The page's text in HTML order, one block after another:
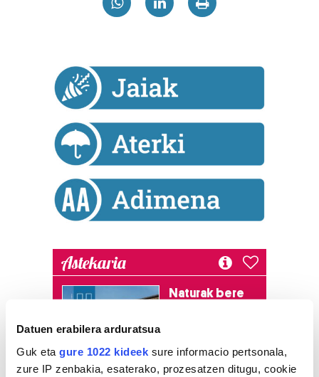
Datuen erabilera arduratsua
Guk eta gure 1022 kideek sure informacio pertsonala,
zure IP zenbakia, esaterako, prozesatzen ditugu, cookie
Astekaria
Naturak bere
2.500 zkia.